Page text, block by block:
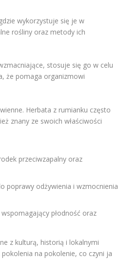
wykorzystuje się je w
rośliny oraz metody ich
stosuje się go w celu
że pomaga organizmowi
Herbata z rumianku często
znany ze swoich właściwości
przeciwzapalny oraz
poprawy odżywienia i wzmocnienia
płodność oraz
z kulturą, historią i lokalnymi
na pokolenie, co czyni ja